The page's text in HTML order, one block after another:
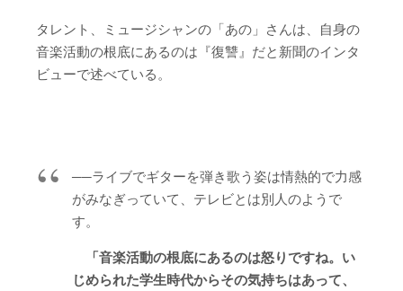
タレント、ミュージシャンの「あの」さんは、自身の
音楽活動の根底にあるのは『復讐』だと新聞のインタ
ビューで述べている。
──ライブでギターを弾き歌う姿は情熱的で力感
がみなぎっていて、テレビとは別人のようで
す。
「音楽活動の根底にあるのは怒りですね。い
じめられた学生時代からその気持ちはあって、